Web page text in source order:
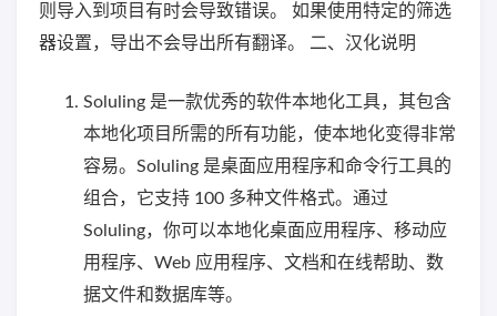
则导入到项目有时会导致错误。 如果使用特定的筛选
器设置，导出不会导出所有翻译。 二、汉化说明
Soluling 是一款优秀的软件本地化工具，其包含
本地化项目所需的所有功能，使本地化变得非常
容易。Soluling 是桌面应用程序和命令行工具的
组合，它支持 100 多种文件格式。通过
Soluling，你可以本地化桌面应用程序、移动应
用程序、Web 应用程序、文档和在线帮助、数
据文件和数据库等。